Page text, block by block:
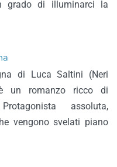
grado di illuminarci la
di Luca Saltini (Neri
un romanzo ricco di
assoluta,
vengono svelati piano